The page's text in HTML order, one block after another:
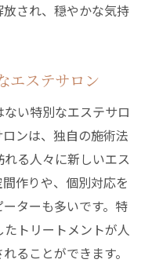
され、穏やかな気持
エステサロン
い特別なエステサロ
ンは、独自の施術法
る人々に新しいエス
作りや、個別対応を
ターも多いです。特
トリートメントが人
ることができます。